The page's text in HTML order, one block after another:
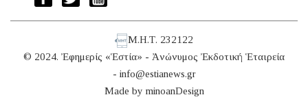
Μ.Η.Τ. 232122
© 2024. Ἐφημερίς «Ἑστία» - Ἀνώνυμος Ἐκδοτική Ἑταιρεία
- info@estianews.gr
Made by minoanDesign